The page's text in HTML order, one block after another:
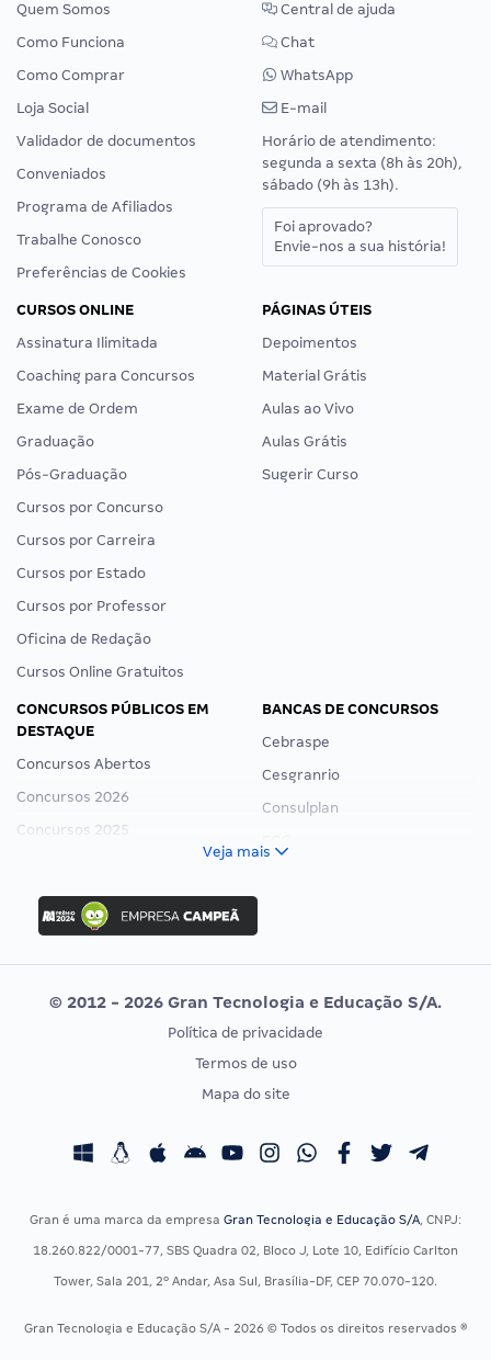
Quem Somos
Como Funciona
Como Comprar
Loja Social
Validador de documentos
Conveniados
Programa de Afiliados
Trabalhe Conosco
Preferências de Cookies
Central de ajuda
Chat
WhatsApp
E-mail
Horário de atendimento:
segunda a sexta (8h às 20h),
sábado (9h às 13h).
Foi aprovado?
Envie-nos a sua história!
CURSOS ONLINE
Assinatura Ilimitada
Coaching para Concursos
Exame de Ordem
Graduação
Pós-Graduação
Cursos por Concurso
Cursos por Carreira
Cursos por Estado
Cursos por Professor
Oficina de Redação
Cursos Online Gratuitos
PÁGINAS ÚTEIS
Depoimentos
Material Grátis
Aulas ao Vivo
Aulas Grátis
Sugerir Curso
CONCURSOS PÚBLICOS EM
DESTAQUE
Concursos Abertos
Concursos 2026
Concursos 2025
Concurso Ibama
Concurso MPU
Editais publicados
BANCAS DE CONCURSOS
Cebraspe
Cesgranrio
Consulplan
Vunesp
CONCURSOS POR PROFISSÃO
Concursos Fiscais
Concursos Saúde
Residência Multiprofissional
EXAME DE ORDEM
Calendário OAB
Veja mais
© 2012 - 2026 Gran Tecnologia e Educação S/A.
Política de privacidade
Termos de uso
Mapa do site
Gran é uma marca da empresa Gran Tecnologia e Educação S/A, CNPJ:
18.260.822/0001-77, SBS Quadra 02, Bloco J, Lote 10, Edifício Carlton
Tower, Sala 201, 2º Andar, Asa Sul, Brasília-DF, CEP 70.070-120.
Gran Tecnologia e Educação S/A - 2026 © Todos os direitos reservados ®